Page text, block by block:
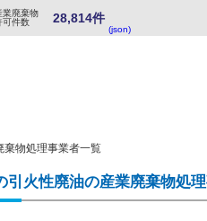
業廃棄物
可件数
28,814件
(json)
棄物処理事業者一覧
引火性廃油の産業廃棄物処